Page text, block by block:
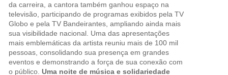
da carreira, a cantora também ganhou espaço na
televisão, participando de programas exibidos pela TV
Globo e pela TV Bandeirantes, ampliando ainda mais
sua visibilidade nacional. Uma das apresentações
mais emblemáticas da artista reuniu mais de 100 mil
pessoas, consolidando sua presença em grandes
eventos e demonstrando a força de sua conexão com
o público. Uma noite de música e solidariedade